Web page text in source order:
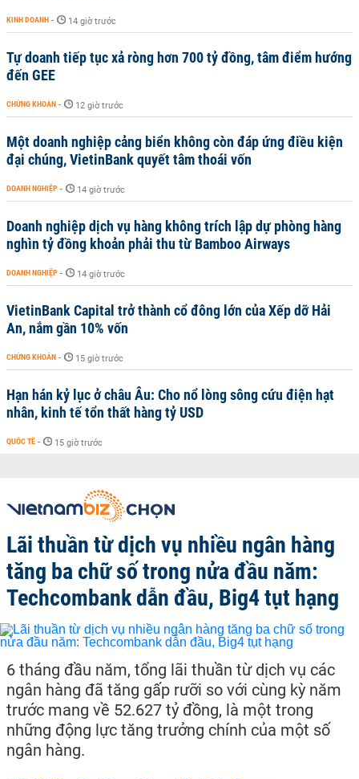
KINH DOANH - 14 giờ trước
Tự doanh tiếp tục xả ròng hơn 700 tỷ đồng, tâm điểm hướng
đến GEE
CHỨNG KHOÁN - 12 giờ trước
Một doanh nghiệp cảng biển không còn đáp ứng điều kiện
đại chúng, VietinBank quyết tâm thoái vốn
DOANH NGHIỆP - 14 giờ trước
Doanh nghiệp dịch vụ hàng không trích lập dự phòng hàng
nghìn tỷ đồng khoản phải thu từ Bamboo Airways
DOANH NGHIỆP - 14 giờ trước
VietinBank Capital trở thành cổ đông lớn của Xếp dỡ Hải
An, nắm gần 10% vốn
CHỨNG KHOÁN - 15 giờ trước
Hạn hán kỷ lục ở châu Âu: Cho nổ lòng sông cứu điện hạt
nhân, kinh tế tổn thất hàng tỷ USD
QUỐC TẾ - 15 giờ trước
Lãi thuần từ dịch vụ nhiều ngân hàng
tăng ba chữ số trong nửa đầu năm:
Techcombank dẫn đầu, Big4 tụt hạng
6 tháng đầu năm, tổng lãi thuần từ dịch vụ các
ngân hàng đã tăng gấp rưỡi so với cùng kỳ năm
trước mang về 52.627 tỷ đồng, là một trong
những động lực tăng trưởng chính của một số
ngân hàng.